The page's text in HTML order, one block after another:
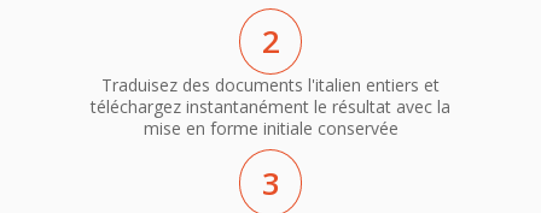
2
Traduisez des documents l'italien entiers et
téléchargez instantanément le résultat avec la
mise en forme initiale conservée
3